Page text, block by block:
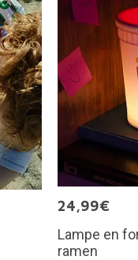
24,99€
Lampe en
ramen